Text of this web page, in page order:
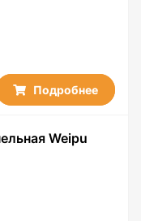
Подробнее
Weipu